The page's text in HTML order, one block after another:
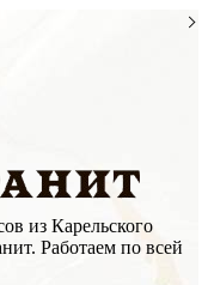
из Карельского
Работаем по всей